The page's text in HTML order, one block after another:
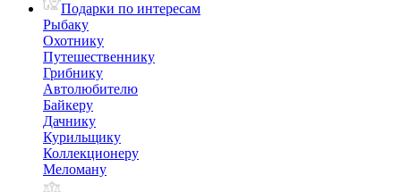
Подарки по интересам
Рыбаку
Охотнику
Путешественнику
Грибнику
Автолюбителю
Байкеру
Дачнику
Курильщику
Коллекционеру
Меломану